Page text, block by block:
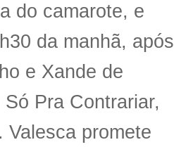
do camarote, e
da manhã, após
e Xande de
Pra Contrariar,
Valesca promete